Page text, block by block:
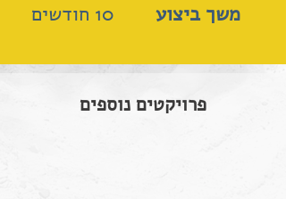
10 חודשים משך ביצוע
פרויקטים נוספים